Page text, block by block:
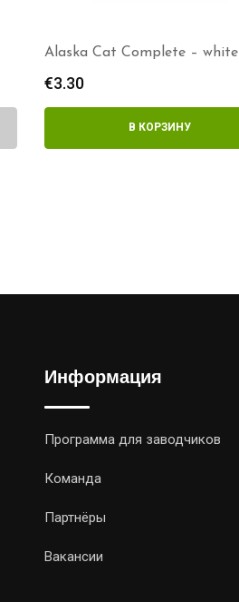
Alaska Cat Complete – white
€3.30
В КОРЗИНУ
Информация
Программа для заводчиков
Команда
Партнёры
Вакансии